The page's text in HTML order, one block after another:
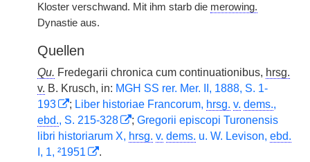
Kloster verschwand. Mit ihm starb die merowing.
Dynastie aus.
Quellen
Qu. Fredegarii chronica cum continuationibus, hrsg.
v. B. Krusch, in: MGH SS rer. Mer. II, 1888, S. 1-
193
; Liber historiae Francorum, hrsg. v. dems.,
ebd., S. 215-328 ; Gregorii episcopi Turonensis
libri historiarum X, hrsg. v. dems. u. W. Levison, ebd.
I, 1, ²1951
.